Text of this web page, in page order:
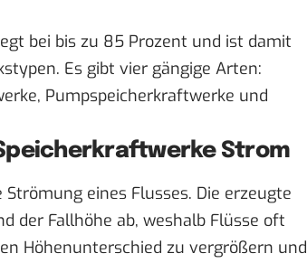
bei bis zu 85 Prozent und ist damit
Es gibt vier gängige Arten:
Pumpspeicherkraftwerke und
Strom
eines Flusses. Die erzeugte
der Fallhöhe ab, weshalb Flüsse oft
Höhenunterschied zu vergrößern und